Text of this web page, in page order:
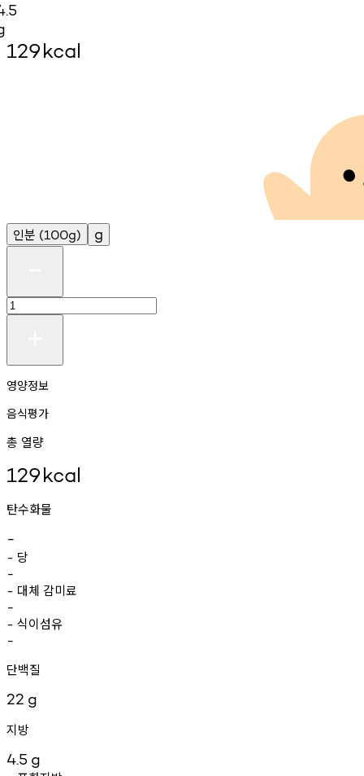
129kcal
인분 (100g) g
영양정보
음식평가
총 열량
129kcal
탄수화물
-
- 당
-
- 대체 감미료
-
- 식이섬유
-
단백질
22 g
지방
4.5 g